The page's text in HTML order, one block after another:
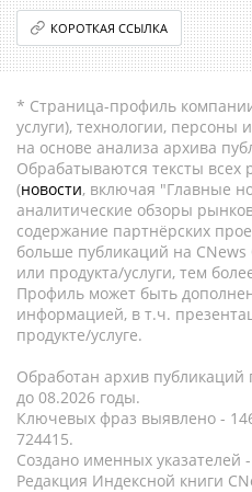
КОРОТКАЯ ССЫЛКА
* Страница-профиль
услуги), технологии, персоны
на основе анализа архива
Обрабатываются тексты всех
(новости, включая "Главные
аналитические обзоры
содержание партнёрских
больше публикаций на
или продукта/услуги, тем
Профиль может быть
информацией, в т.ч.
продукте/услуге.
Обработан архив публикаций
до 08.2026 годы.
Ключевых фраз выявлено -
724415.
Создано именных указателей
Редакция Индексной книги